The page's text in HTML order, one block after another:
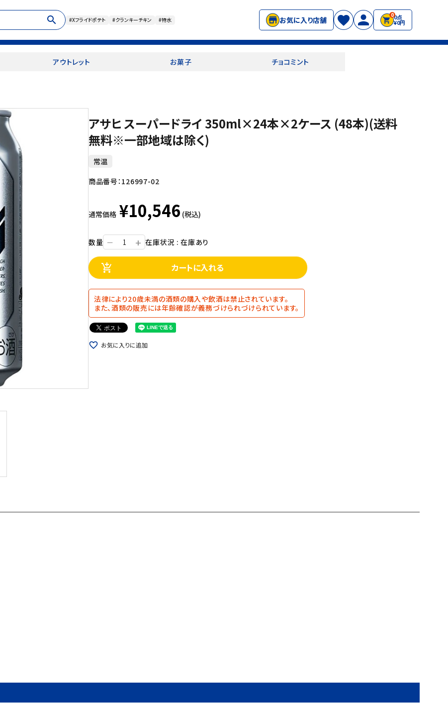
search #Xフライドポテト #クランキーチキン #特水 お気に入り店舗
00点
¥0円
アウトレット お菓子 チョコミント
アサヒ スーパードライ 350ml×24本×2ケース (48本)(送料
無料※一部地域は除く)
常温
商品番号： 126997-02
通常価格 ¥10,546 (税込)
数量 ー + 在庫状況 : 在庫あり
add_shopping_cart カートに入れる
法律により20歳未満の酒類の購入や飲酒は禁止されています。
また、酒類の販売には年齢確認が義務づけられづけられています。
favorite_border お気に入りに追加